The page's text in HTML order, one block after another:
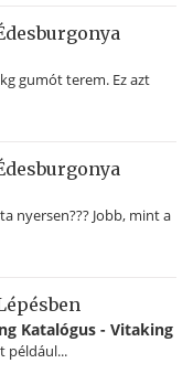
gumót terem. Ez azt
nyersen??? Jobb, mint a
Katalógus - Vitaking
például...